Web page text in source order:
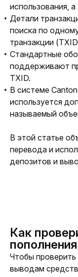
использования, а
Детали
поиска по
транзакции
Стандартные
поддерживают
TXID.
В системе
используется
называемый
В этой статье
перевода и
депозитов и
Как
Чтобы
выводам